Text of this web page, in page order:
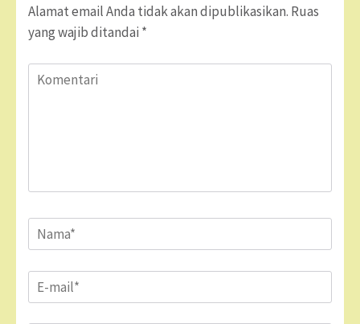
Alamat email Anda tidak akan dipublikasikan. Ruas
yang wajib ditandai *
Komentari
Name*
Email*